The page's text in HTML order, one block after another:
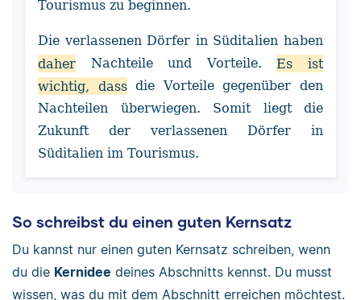
Tourismus zu beginnen.
Die verlassenen Dörfer in Süditalien haben
daher Nachteile und Vorteile.Es ist
wichtig, dassdie Vorteile gegenüber den
Nachteilen überwiegen. Somit liegt die
Zukunft der verlassenen Dörfer in
Süditalien im Tourismus.
So schreibst du einen guten Kernsatz
Du kannst nur einen guten Kernsatz schreiben, wenn
du die Kernidee deines Abschnitts kennst. Du musst
wissen, was du mit dem Abschnitt erreichen möchtest.